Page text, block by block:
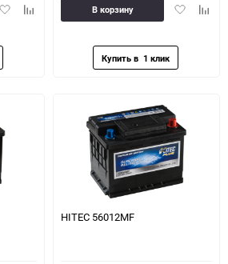
ДобавитьДобавить
Добавить
В корзину
HITEC 56012MF